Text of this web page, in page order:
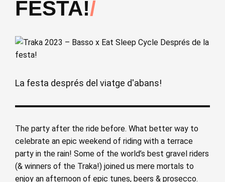
FESTA!
La festa després del viatge d'abans!
The party after the ride before. What better way to
celebrate an epic weekend of riding with a terrace
party in the rain! Some of the world’s best gravel riders
(& winners of the Traka!) joined us mere mortals to
enjoy an afternoon of epic tunes, beers & prosecco.